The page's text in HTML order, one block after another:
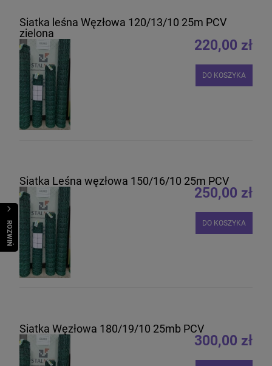
R
O
Z
W
I
Ń
O
B
I
Siatka leśna Węzłowa 120/13/10 25m PCV
zielona
220,00 zł
DO KOSZYKA
Siatka Leśna węzłowa 150/16/10 25m PCV
250,00 zł
DO KOSZYKA
Siatka Węzłowa 180/19/10 25mb PCV
300,00 zł